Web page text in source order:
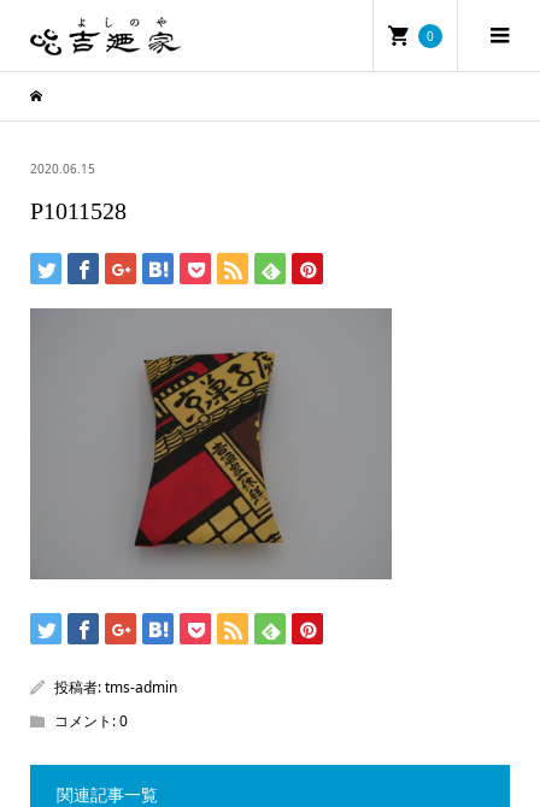
0
2020.06.15
P1011528
投稿者:tms-admin
コメント:0
関連記事一覧